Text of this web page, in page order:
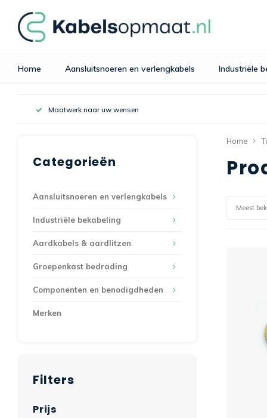
Home Aansluitsnoeren en verlengkabels Industriële
Maatwerk naar uw wensen
Categorieën
Aansluitsnoeren en verlengkabels
Industriële bekabeling
Aardkabels & aardlitzen
Groepenkast bedrading
Componenten en benodigdheden
Merken
Filters
Prijs
Home
Meest